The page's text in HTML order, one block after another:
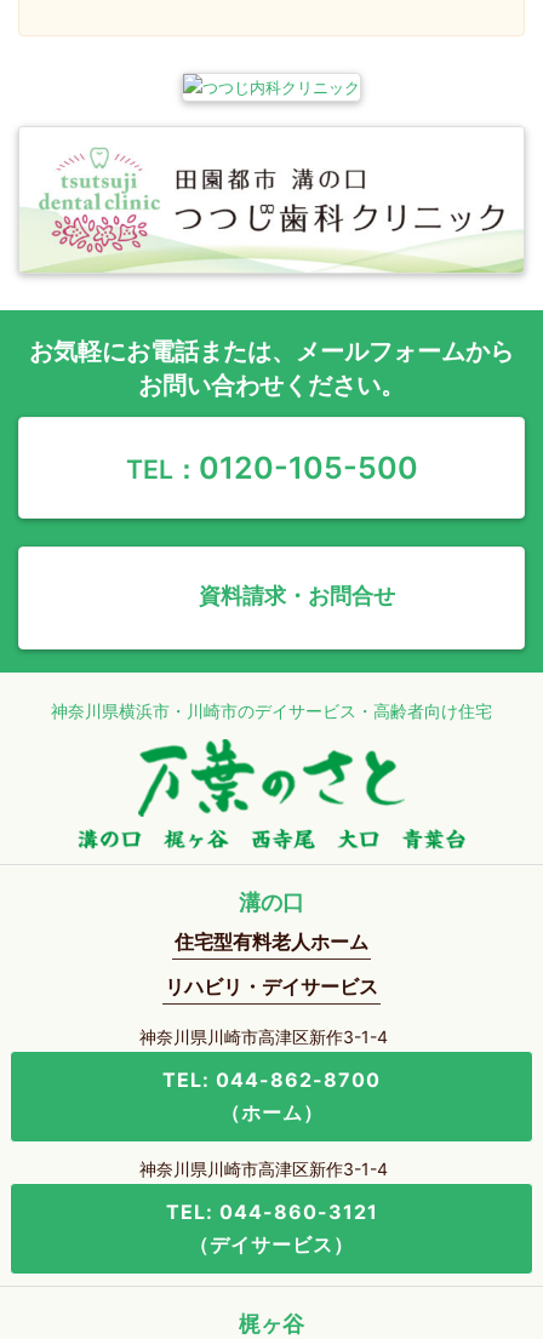
お気軽にお電話または、 メールフォームから
お問い合わせください。
TEL： 0120-105-500
資料請求・お問合せ
神奈川県横浜市・川崎市のデイサービス・高齢者向け住宅
溝の口
住宅型有料老人ホーム
リハビリ・デイサービス
神奈川県川崎市高津区新作3-1-4
TEL: 044-862-8700
（ホーム）
神奈川県川崎市高津区新作3-1-4
TEL: 044-860-3121
（デイサービス）
梶ヶ谷